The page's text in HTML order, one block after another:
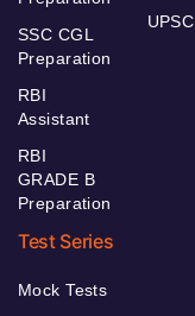
SSC CGL
Preparation
RBI
Assistant
RBI
GRADE B
Preparation
UPSC
Test Series
Mock Tests